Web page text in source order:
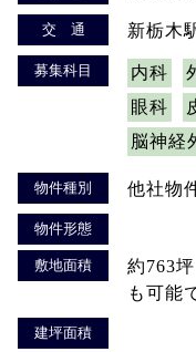
交 通 新栃木
募集科目 内科
眼科
脳神経
物件種別 他社物
物件形態
敷地面積
約763
も可能
建坪面積